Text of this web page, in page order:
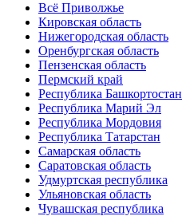
Всё Приволжье
Кировская область
Нижегородская область
Оренбургская область
Пензенская область
Пермский край
Республика Башкортостан
Республика Марий Эл
Республика Мордовия
Республика Татарстан
Самарская область
Саратовская область
Удмуртская республика
Ульяновская область
Чувашская республика